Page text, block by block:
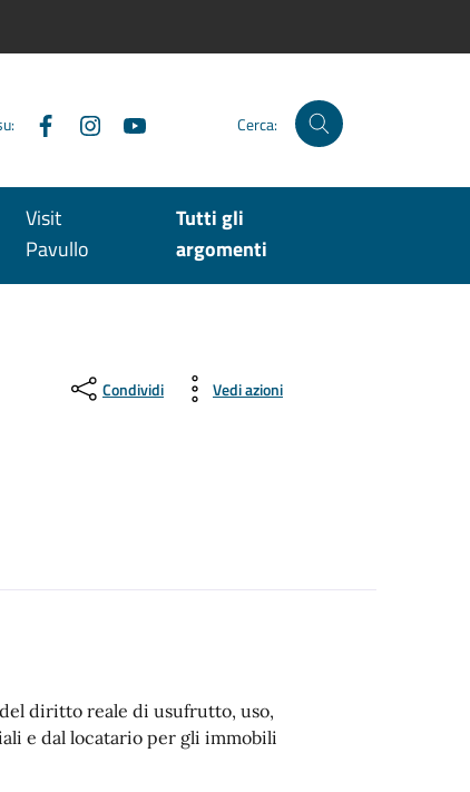
FacebookInstagram Cerca:
Visit
Pavullo
Tutti gli
argomenti
Condividi Vedi azioni
diritto reale di usufrutto, uso,
e dal locatario per gli immobili